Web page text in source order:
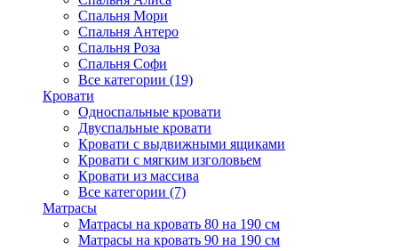
Спальня Мори
Спальня Антеро
Спальня Роза
Спальня Софи
Все категории (19)
Кровати
Односпальные кровати
Двуспальные кровати
Кровати с выдвижными ящиками
Кровати с мягким изголовьем
Кровати из массива
Все категории (7)
Матрасы
Матрасы на кровать 80 на 190 см
Матрасы на кровать 90 на 190 см